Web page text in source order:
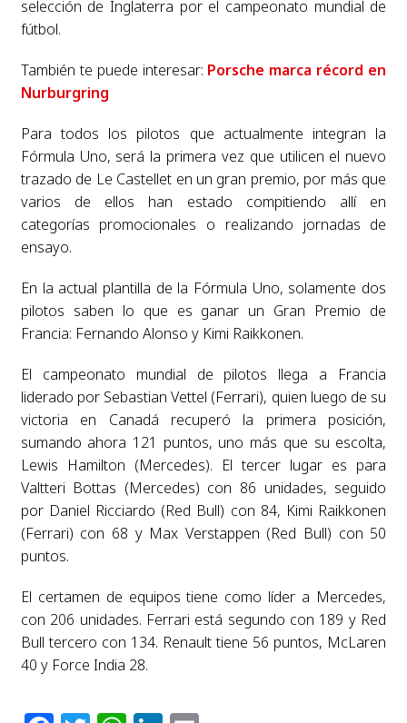
selección de Inglaterra por el campeonato mundial de
fútbol.
También te puede interesar: Porsche marca récord en
Nurburgring
Para todos los pilotos que actualmente integran la
Fórmula Uno, será la primera vez que utilicen el nuevo
trazado de Le Castellet en un gran premio, por más que
varios de ellos han estado compitiendo allí en
categorías promocionales o realizando jornadas de
ensayo.
En la actual plantilla de la Fórmula Uno, solamente dos
pilotos saben lo que es ganar un Gran Premio de
Francia: Fernando Alonso y Kimi Raikkonen.
El campeonato mundial de pilotos llega a Francia
liderado por Sebastian Vettel (Ferrari), quien luego de su
victoria en Canadá recuperó la primera posición,
sumando ahora 121 puntos, uno más que su escolta,
Lewis Hamilton (Mercedes). El tercer lugar es para
Valtteri Bottas (Mercedes) con 86 unidades, seguido
por Daniel Ricciardo (Red Bull) con 84, Kimi Raikkonen
(Ferrari) con 68 y Max Verstappen (Red Bull) con 50
puntos.
El certamen de equipos tiene como líder a Mercedes,
con 206 unidades. Ferrari está segundo con 189 y Red
Bull tercero con 134. Renault tiene 56 puntos, McLaren
40 y Force India 28.